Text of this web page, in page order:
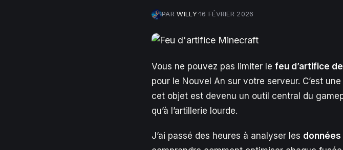
PARWILLY·16 FÉVRIER 2026
Vous ne pouvez pas limiter le feu d’artifice
pour le Nouvel An sur votre serveur. C’est
cet objet est devenu un outil central du
qu’à l’artillerie lourde.
J’ai passé des heures à analyser les données